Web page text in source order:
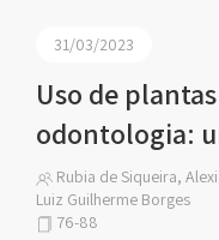
31/03/2023
Uso de
odontologia:
Rubia de Siqueira,
Luiz Guilherme Borges
76-88